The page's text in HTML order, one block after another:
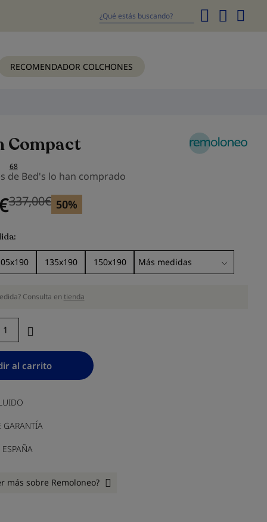
RECOMENDADOR COLCHONES
Compact
68
de Bed's lo han comprado
Precio anterior
Precio anterior 337,00
337,00€ 50%
135x190 150x190
Consulta en tienda
al carrito
más sobre Remoloneo?